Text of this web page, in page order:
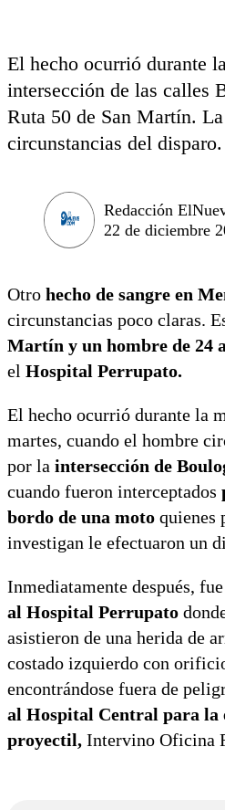
El hecho ocurrió durante
intersección de las calles
Ruta 50 de San Martín.
circunstancias del disparo.
Redacción
22 de diciembre
Otro hecho de sangre en
circunstancias poco claras.
Martín y un hombre de 24
el Hospital Perrupato.
El hecho ocurrió durante la
martes, cuando el hombre
por la intersección de
cuando fueron interceptados
bordo de una moto quienes
investigan le efectuaron un
Inmediatamente después, fue
al Hospital Perrupato
asistieron de una herida de
costado izquierdo con
encontrándose fuera de
al Hospital Central para la
proyectil, Intervino Oficina